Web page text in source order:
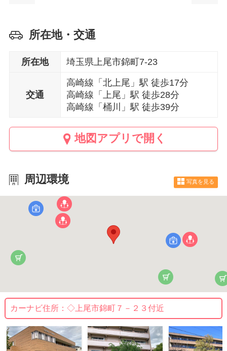
所在地・交通
所在地 埼玉県上尾市錦町7-23
交通
高崎線「北上尾」駅 徒歩17分
高崎線「上尾」駅 徒歩28分
高崎線「桶川」駅 徒歩39分
地図アプリで開く
周辺環境 写真を見る
カーナビ住所： ◇上尾市錦町７－２３付近